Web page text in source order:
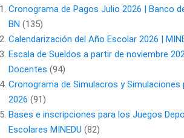
Cronograma de Pagos Julio 2026 | Banco
BN (135)
Calendarización del Año Escolar 2026 |
Escala de Sueldos a partir de noviembre
Docentes (94)
Cronograma de Simulacros y Simulaciones
2026 (91)
Bases e inscripciones para los Juegos
Escolares MINEDU (82)